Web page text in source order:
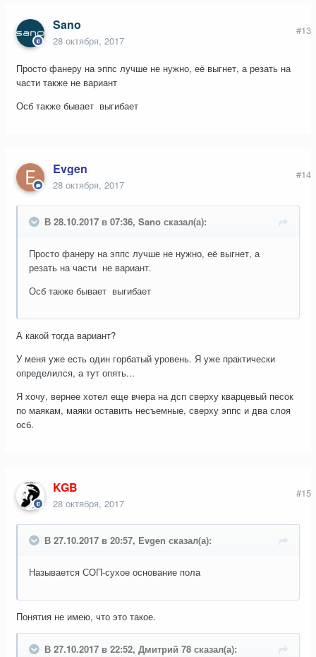
Sano
28 октября, 2017
#13
Просто фанеру на эппс лучше не нужно, её выгнет, а резать на
части также не вариант
Осб также бывает выгибает
Evgen
28 октября, 2017
#14
В 28.10.2017 в 07:36, Sano сказал(а):
Просто фанеру на эппс лучше не нужно, её выгнет, а
резать на части не вариант.
Осб также бывает выгибает
А какой тогда вариант?
У меня уже есть один горбатый уровень. Я уже практически
определился, а тут опять...
Я хочу, вернее хотел еще вчера на дсп сверху кварцевый песок
по маякам, маяки оставить несъемные, сверху эппс и два слоя
осб.
KGB
28 октября, 2017
#15
В 27.10.2017 в 20:57, Evgen сказал(а):
Называется СОП-сухое основание пола
Понятия не имею, что это такое.
В 27.10.2017 в 22:52, Дмитрий 78 сказал(а):